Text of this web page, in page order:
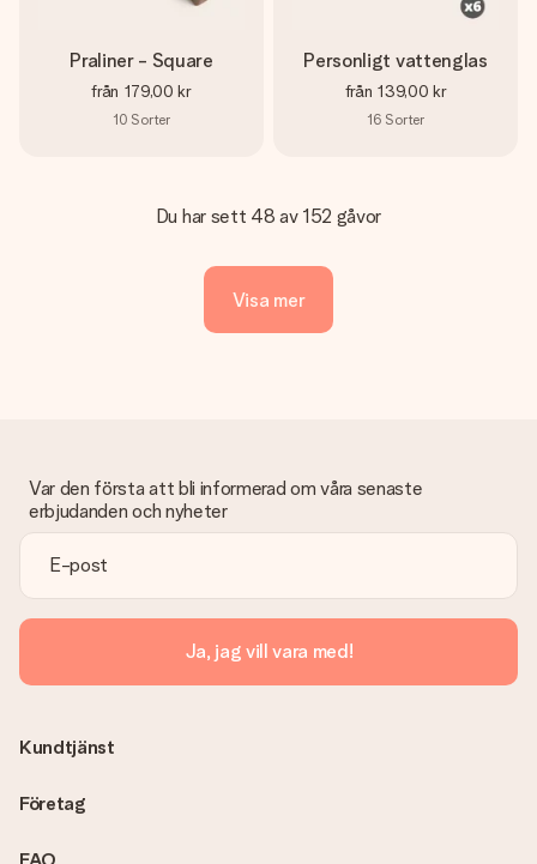
Praliner - Square
från 179,00 kr
10 Sorter
Personligt vattenglas
från 139,00 kr
16 Sorter
Du har sett 48 av 152 gåvor
Visa mer
Var den första att bli informerad om våra senaste
erbjudanden och nyheter
Ja, jag vill vara med!
Kundtjänst
Företag